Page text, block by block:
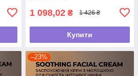
1 098,02 ₴ 1 426 ₴
Купити
–23%